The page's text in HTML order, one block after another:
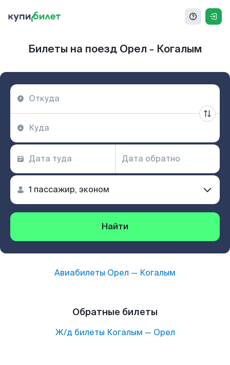
Билеты на поезд Орел - Когалым
Найти
Авиабилеты Орел — Когалым
Обратные билеты
Ж/д билеты Когалым — Орел